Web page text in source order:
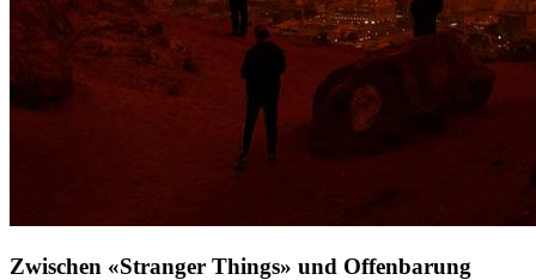
Zwischen «Stranger Things» und Offenbarung